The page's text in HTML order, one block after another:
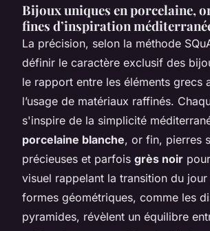
Bijoux uniques en porcelaine,
fines d’inspiration
La précision, selon la méthode
définir le caractère exclusif des
le rapport entre les éléments grecs
l’usage de matériaux raffinés.
s'inspire de la simplicité
porcelaine blanche, or fin, pierres
précieuses et parfois grès noir
visuel rappelant la transition du
formes géométriques, comme les
pyramides, révèlent un équilibre